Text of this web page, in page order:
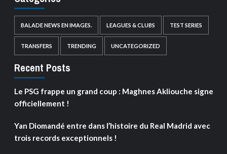
BALADE NEWS EN IMAGES. LEAGUES & CLUBS TEST SERIES
TRANSFERS TRENDING UNCATEGORIZED
Recent Posts
Le PSG frappe un grand coup : Maghnes Akliouche signe
officiellement !
Yan Diomandé entre dans l’histoire du Real Madrid avec
trois records exceptionnels !